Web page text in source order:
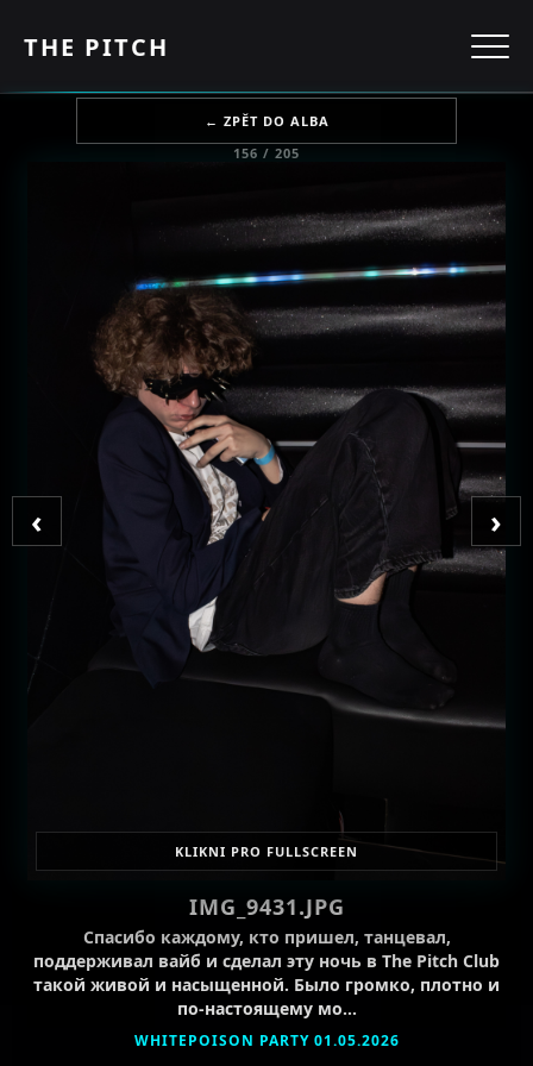
THE PITCH
← ZPĚT DO ALBA
156 / 205
‹ ›
KLIKNI PRO FULLSCREEN
IMG_9431.JPG
Спасибо каждому, кто пришел, танцевал,
поддерживал вайб и сделал эту ночь в The Pitch Club
такой живой и насыщенной. Было громко, плотно и
по-настоящему мо…
WHITEPOISON PARTY 01.05.2026